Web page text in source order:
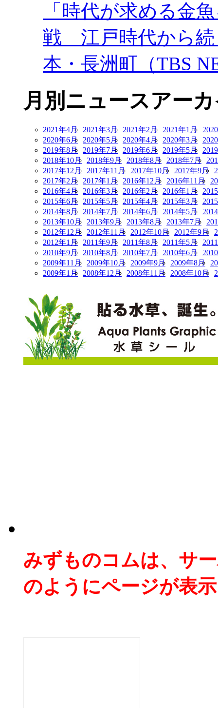
「時代が求める金
戦 江戸時代から
本・長洲町（TBS
月別ニュースアー
2021年4月 2021年3月 2021年2月 2021年1月
2020年6月
2020年5月 2020年4月 2020年3月
2019年8月
2019年7月 2019年6月 2019年5月
2018年10月
2018年9月 2018年8月 2018年7月
2017年12月
2017年11月 2017年10月 2017年9月
2017年2月
2017年1月 2016年12月 2016年11月
2016年4月
2016年3月 2016年2月 2016年1月
2015年6月
2015年5月 2015年4月 2015年3月
2014年8月
2014年7月 2014年6月 2014年5月
2013年10月
2013年9月 2013年8月 2013年7月
2012年12月
2012年11月 2012年10月 2012年9月
2012年1月
2011年9月 2011年8月 2011年5月
2010年9月
2010年8月 2010年7月 2010年6月
2009年11月
2009年10月 2009年9月 2009年8月
2009年1月
2008年12月 2008年11月 2008年10月
みずものコムは、サ
のようにページが表